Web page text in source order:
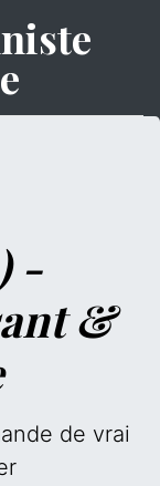
-
&
de vrai